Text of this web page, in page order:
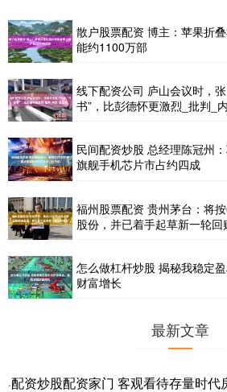
散户股票配资 博主：苹果折
能约1100万部
线下配资公司 庐山会议时，
书”，比彭德怀更激烈_批判_
民间配资炒股 总经理陈冠州
旗舰手机芯片市占约四成
福州股票配资 贵州茅台：将
股份，并已着手起草新一轮回
怎么做杠杆炒股 揭秘我稳定
财富增长
最新文章
·配资炒股配资家门 客观看待存量时代